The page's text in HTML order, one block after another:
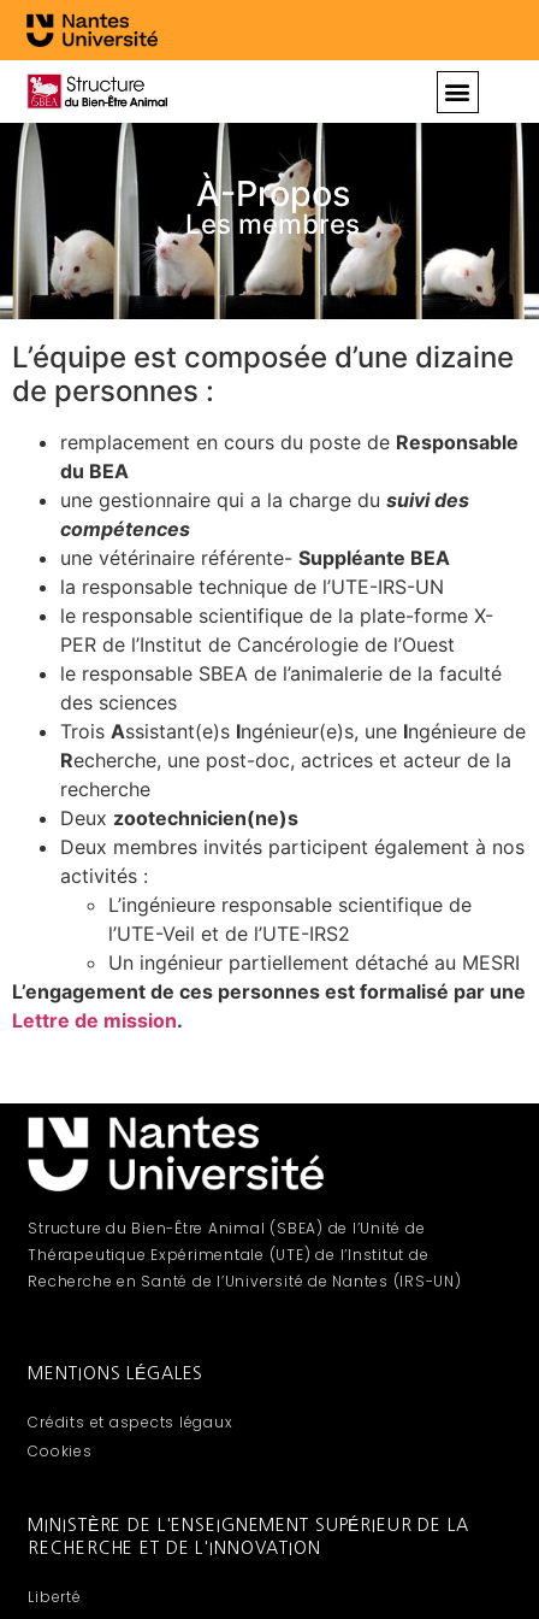
À-Propos
Les membres
L’équipe est composée d’une dizaine
de personnes :
remplacement en cours du poste de Responsable
du BEA
une gestionnaire qui a la charge du suivi des
compétences
une vétérinaire référente- Suppléante BEA
la responsable technique de l’UTE-IRS-UN
le responsable scientifique de la plate-forme X-
PER de l’Institut de Cancérologie de l’Ouest
le responsable SBEA de l’animalerie de la faculté
des sciences
Trois Assistant(e)s Ingénieur(e)s, une Ingénieure de
Recherche, une post-doc, actrices et acteur de la
recherche
Deux zootechnicien(ne)s
Deux membres invités participent également à nos
activités :
L’ingénieure responsable scientifique de
l’UTE-Veil et de l’UTE-IRS2
Un ingénieur partiellement détaché au MESRI
L’engagement de ces personnes est formalisé par une
Lettre de mission.
Structure du Bien-Être Animal (SBEA) de l’Unité de
Thérapeutique Expérimentale (UTE) de l’Institut de
Recherche en Santé de l’Université de Nantes (IRS-UN)
MENTIONS LÉGALES
Crédits et aspects légaux
Cookies
MINISTÈRE DE L'ENSEIGNEMENT SUPÉRIEUR DE LA
RECHERCHE ET DE L'INNOVATION
Liberté